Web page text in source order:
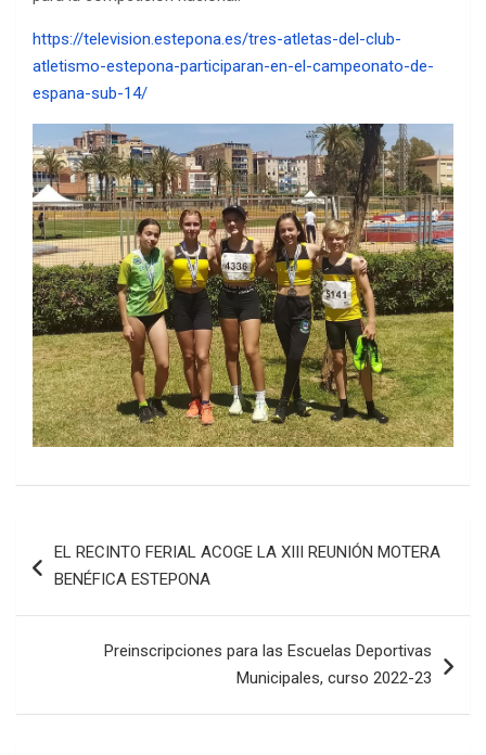
https://television.estepona.es/tres-atletas-del-club-
atletismo-estepona-participaran-en-el-campeonato-de-
espana-sub-14/
de
EL RECINTO FERIAL ACOGE LA XIII REUNIÓN MOTERA
BENÉFICA ESTEPONA
Preinscripciones para las Escuelas Deportivas
Municipales, curso 2022-23